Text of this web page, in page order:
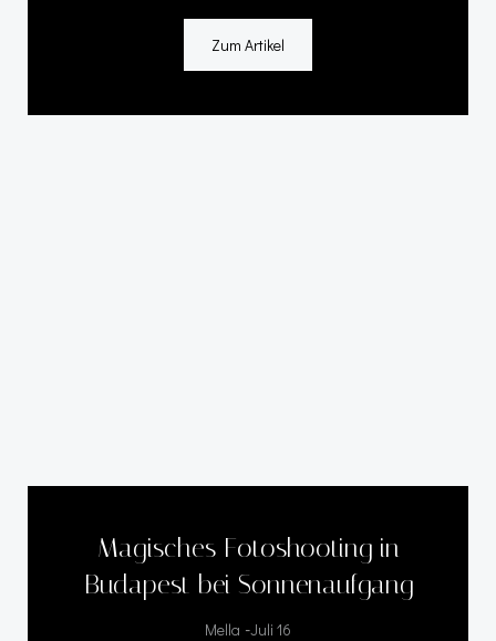
Zum Artikel
Magisches Fotoshooting in
Budapest bei Sonnenaufgang
Mella -Juli 16